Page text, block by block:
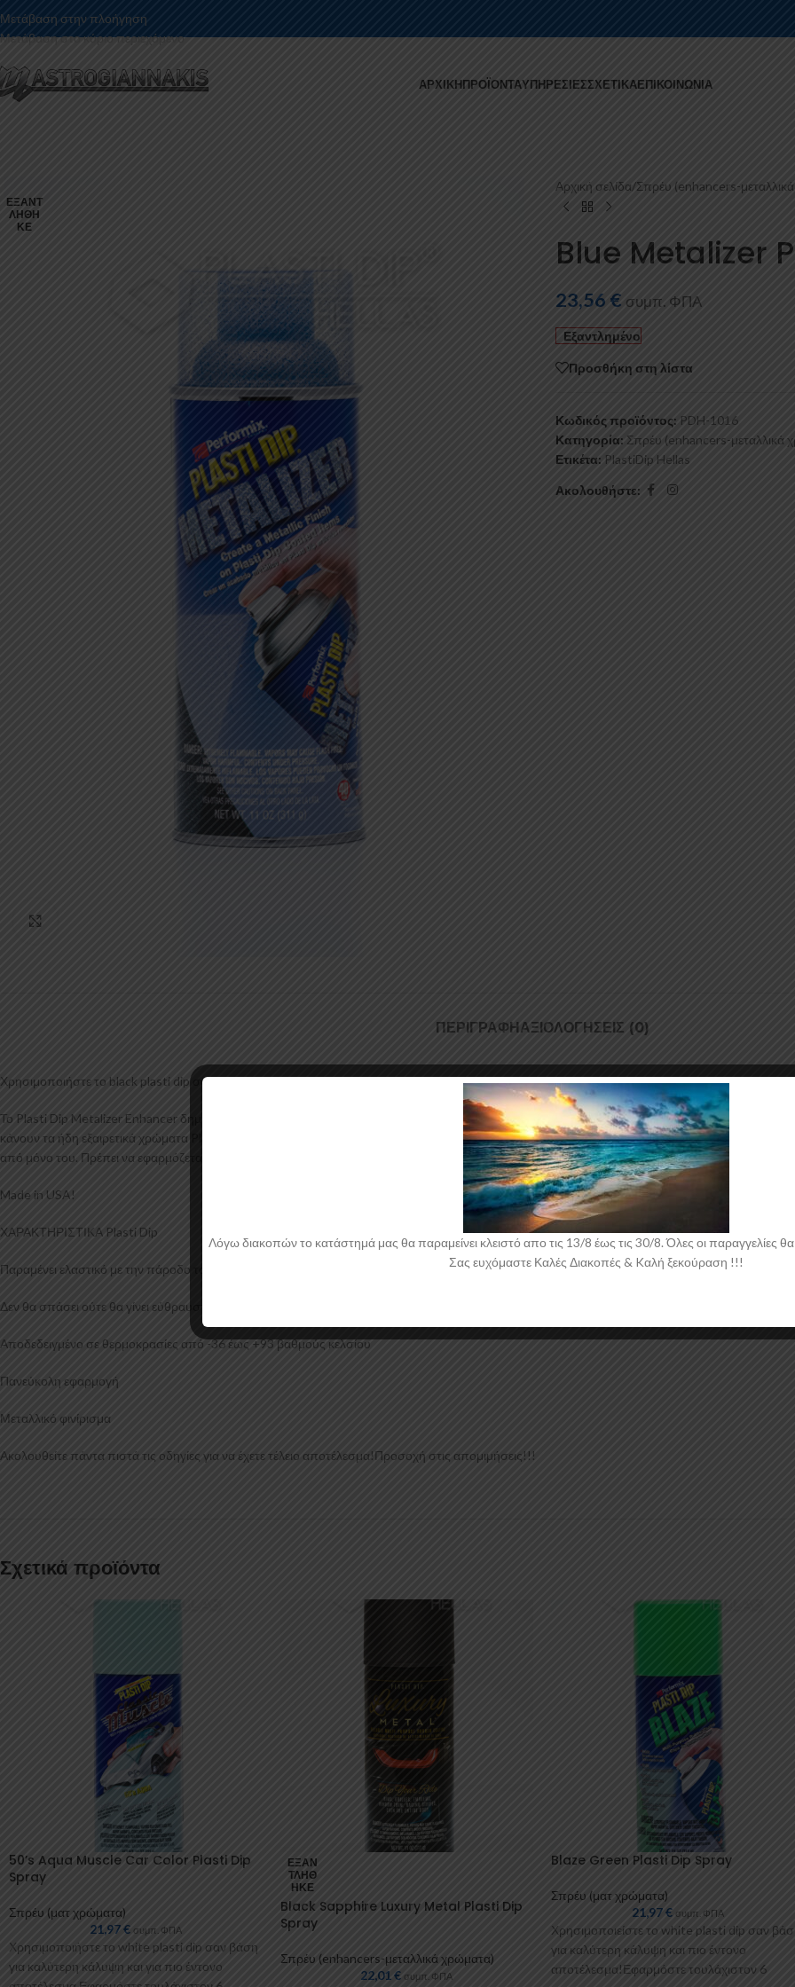
Μετάβαση στην πλοήγηση
Μετάβαση στο κύριο περιεχόμενο
ΑΡΧΙΚΉΠΡΟΪΌΝΤΑΥΠΗΡΕΣΊΕΣΣΧΕΤΙΚΆΕΠΙΚΟΙΝΩΝΊΑ
ΕΞΑΝΤ
ΛΉΘΗ
ΚΕ
Αρχική σελίδα/Σπρέυ (enhancers-
Blue Metalizer
23,56 € συμπ. ΦΠΑ
Εξαντλημένο
Προσθήκη στη λίστα
Κωδικός προϊόντος: PDH-1016
Κατηγορία: Σπρέυ (enhancers-μεταλλικά
Ετικέτα: PlastiDip Hellas
Ακολουθήστε:
ΠΕΡΙΓΡΑΦΉΑΞΙΟΛΟΓΉΣΕΙΣ (0)
Χρησιμοποιήστε το black plasti dip σαν βάση(6 καλά "χέρια") για το ιδανικό αποτέλεσμα.Δεν μπορεί να ψεκαστεί μόνο του στην επιφάνεια!
Το Plasti Dip Metalizer Enhancer δημιουργεί ένα αστραφτερό, μεταλλικό φινίρισμα ενώ αφήνει το χρώμα του Plasti Dip από κάτω να φανεί. Τα Plasti
κάνουν τα ήδη εξαιρετικά χρώματα Plasti Dip ακόμα καλύτερα. Είναι εύχρηστα και θα δώσουν σε κάθε βαμμένο με Plasti Dip αντικείμενο,μοναδική
από μόνο του. Πρέπει να εφαρμόζεται πάνω από Plasti Dip.
Made in USA!
ΧΑΡΑΚΤΗΡΙΣΤΙΚΑ Plasti Dip
Παραμένει ελαστικό με την πάροδο του χρόνου
Δεν θα σπάσει ούτε θα γίνει εύθραυστο σε ακραίες καιρικές συνθήκες
Αποδεδειγμένο σε θερμοκρασίες από -36 έως +93 βαθμούς κελσίου
Πανεύκολη εφαρμογή
Μεταλλικό φινίρισμα
Ακολουθείτε πάντα πιστά τις οδηγίες για να έχετε τέλειο αποτέλεσμα!Προσοχή στις απομιμήσεις!!!
Σχετικά προϊόντα
50’s Aqua Muscle Car Color Plasti Dip
Spray
Σπρέυ (ματ χρώματα)
21,97€ συμπ. ΦΠΑ
Χρησιμοποιήστε το white plasti dip σαν βάση
για καλύτερη κάλυψη και για πιο έντονο
ΕΞΑΝ
ΤΛΉΘ
ΗΚΕ
Black Sapphire Luxury Metal Plasti Dip
Spray
Σπρέυ (enhancers-μεταλλικά χρώματα)
22,01€ συμπ. ΦΠΑ
Blaze Green Plasti Dip Spray
Σπρέυ (ματ χρώματα)
21,97€ συμπ. ΦΠΑ
Χρησιμοποιείστε το white plasti dip σαν
για καλύτερη κάλυψη και πιο έντονο
αποτέλεσμα!Εφαρμόστε τουλάχιστον 6
Λόγω διακοπών το κατάστημά μας θα παραμείνει κλειστό απο τις 13/8 έως τις 30/8. Όλες οι παραγγελίες θα
Σας ευχόμαστε Καλές Διακοπές & Kαλή ξεκούραση !!!